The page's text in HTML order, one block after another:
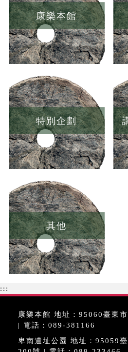
康樂本館
特別企劃
其他
:::
康樂本館 地址：95060臺東
| 電話：089-381166
卑南遺址公園 地址：95059